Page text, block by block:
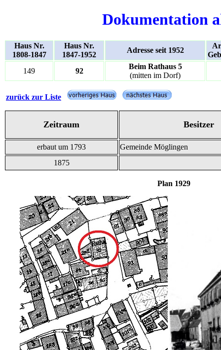
Dokumentation
Haus Nr.
1808-1847
Haus Nr.
1847-1952
Adresse seit 1952
149
92
Beim Rathaus 5
(mitten im Dorf)
zurück zur Liste
Zeitraum Besitzer
erbaut um 1793
Gemeinde Möglingen
1875
Plan